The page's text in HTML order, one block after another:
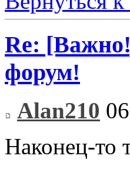
Re:
форум!
Alan210
Наконец-то